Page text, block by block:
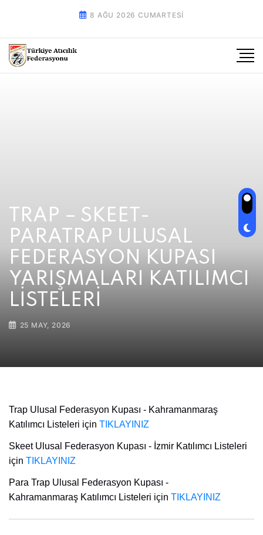
8 AĞU 2026 CUMARTESI
TRAP – SKEET-
PARATRAP ULUSAL
FEDERASYON KUPASI
YARIŞMALARI KATILIMCI
LİSTELERİ
25 MAY, 2026
Trap Ulusal Federasyon Kupası - Kahramanmaraş
Katılımcı Listeleri için TIKLAYINIZ
Skeet Ulusal Federasyon Kupası - İzmir Katılımcı Listeleri
için TIKLAYINIZ
Para Trap Ulusal Federasyon Kupası -
Kahramanmaraş Katılımcı Listeleri için TIKLAYINIZ